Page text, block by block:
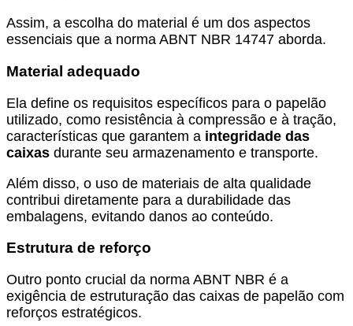
Assim, a escolha do material é um dos aspectos
essenciais que a norma ABNT NBR 14747 aborda.
Material adequado
Ela define os requisitos específicos para o papelão
utilizado, como resistência à compressão e à tração,
características que garantem a integridade das
caixas durante seu armazenamento e transporte.
Além disso, o uso de materiais de alta qualidade
contribui diretamente para a durabilidade das
embalagens, evitando danos ao conteúdo.
Estrutura de reforço
Outro ponto crucial da norma ABNT NBR é a
exigência de estruturação das caixas de papelão com
reforços estratégicos.